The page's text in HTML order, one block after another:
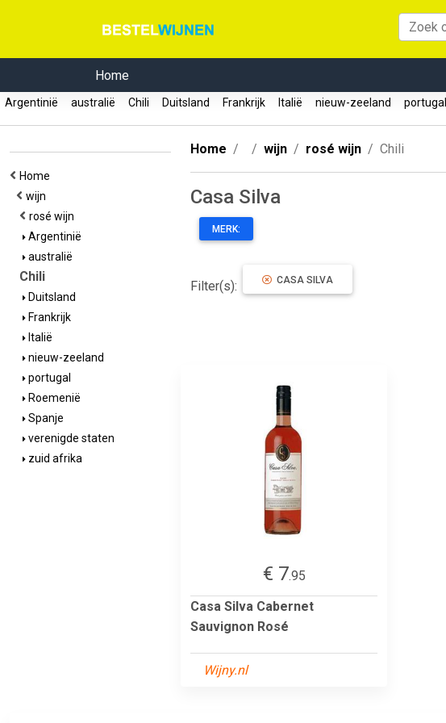
Home
Argentinië australië Chili Duitsland Frankrijk Italië nieuw-zeeland portugal
Home
wijn
rosé wijn
Argentinië
australië
Chili
Duitsland
Frankrijk
Italië
nieuw-zeeland
portugal
Roemenië
Spanje
verenigde staten
zuid afrika
Home wijn rosé wijn Chili
Casa Silva
MERK:
Filter(s): CASA SILVA
€ 7.95
Casa Silva Cabernet
Sauvignon Rosé
Wijny.nl